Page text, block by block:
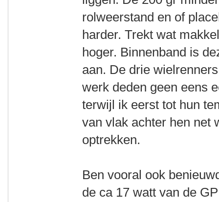
rolweerstand en of
harder. Trekt wat
hoger. Binnenband is
aan. De drie
werk deden geen eens
terwijl ik eerst tot hun
van vlak achter hen net
optrekken.
Ben vooral ook
de ca 17 watt van de